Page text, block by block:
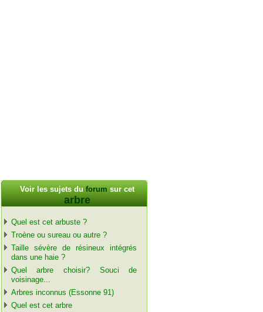
Voir les sujets du forum sur cet
arbre
Quel est cet arbuste ?
Troène ou sureau ou autre ?
Taille sévère de résineux intégrés
dans une haie ?
Quel arbre choisir? Souci de
voisinage...
Arbres inconnus (Essonne 91)
Quel est cet arbre